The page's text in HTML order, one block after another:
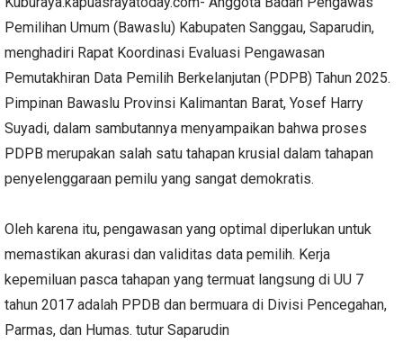
Pemilihan Umum (Bawaslu) Kabupaten Sanggau, Saparudin,
menghadiri Rapat Koordinasi Evaluasi Pengawasan
Pemutakhiran Data Pemilih Berkelanjutan (PDPB) Tahun 2025.
Pimpinan Bawaslu Provinsi Kalimantan Barat, Yosef Harry
Suyadi, dalam sambutannya menyampaikan bahwa proses
PDPB merupakan salah satu tahapan krusial dalam tahapan
penyelenggaraan pemilu yang sangat demokratis.
Oleh karena itu, pengawasan yang optimal diperlukan untuk
memastikan akurasi dan validitas data pemilih. Kerja
kepemiluan pasca tahapan yang termuat langsung di UU 7
tahun 2017 adalah PPDB dan bermuara di Divisi Pencegahan,
Parmas, dan Humas. tutur Saparudin